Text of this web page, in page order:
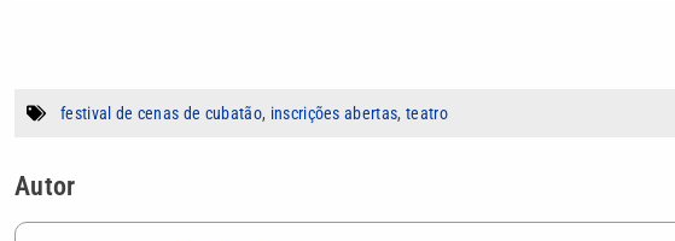
festival de cenas de cubatão, inscrições abertas,teatro
Autor